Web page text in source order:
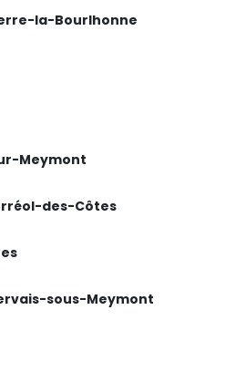
la-Bourlhonne
Meymont
des-Côtes
sous-Meymont